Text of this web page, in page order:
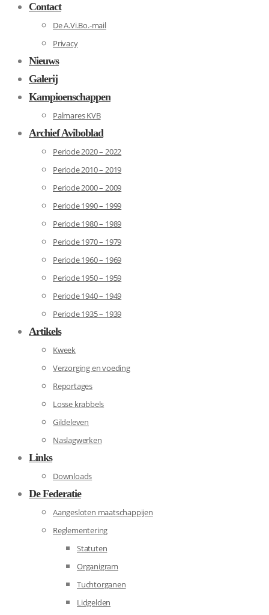
Contact
De A.Vi.Bo.-mail
Privacy
Nieuws
Galerij
Kampioenschappen
Palmares KVB
Archief Aviboblad
Periode 2020 – 2022
Periode 2010 – 2019
Periode 2000 – 2009
Periode 1990 – 1999
Periode 1980 – 1989
Periode 1970 – 1979
Periode 1960 – 1969
Periode 1950 – 1959
Periode 1940 – 1949
Periode 1935 – 1939
Artikels
Kweek
Verzorging en voeding
Reportages
Losse krabbels
Gildeleven
Naslagwerken
Links
Downloads
De Federatie
Aangesloten maatschappijen
Reglementering
Statuten
Organigram
Tuchtorganen
Lidgelden